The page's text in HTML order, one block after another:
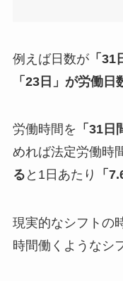
例えば日数が「31
「23日」が労働日
労働時間を 「31
めれば法定労働時
る と1日あたり 「
現実的なシフトの
時間働くようなシ